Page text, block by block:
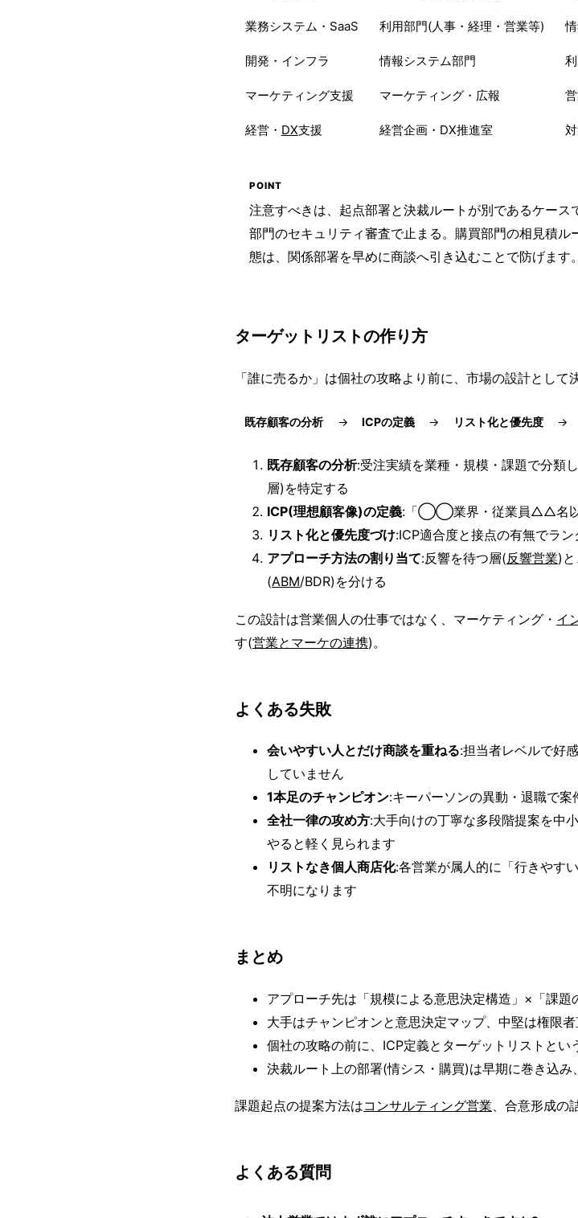
業務システム・SaaS 利用部門(人事・経理・営業等)
開発・インフラ 情報システム部門
マーケティング支援 マーケティング・広報
経営・ DX支援 経営企画・DX推進室
注意すべきは、起点部署と決裁ルートが別であるケー
部門のセキュリティ審査で止まる。購買部門の相見積
態は、関係部署を早めに商談へ引き込むことで防げます。
ターゲットリストの作り方
「誰に売るか」は個社の攻略より前に、市場の設計として
既存顧客の分析 ICPの定義 リスト化と優先度
既存顧客の分析:受注実績を業種・規模・課題で分類
層)を特定する
ICP(理想顧客像)の定義:「◯◯業界・従業員△△名以
リスト化と優先度づけ:ICP適合度と接点の有無でラ
アプローチ方法の割り当て:反響を待つ層(反響営業)
(ABM/BDR)を分ける
この設計は営業個人の仕事ではなく、マーケティング・ イ
す(営業とマーケの連携)。
よくある失敗
会いやすい人とだけ商談を重ねる:担当者レベルで好
していません
1本足のチャンピオン:キーパーソンの異動・退職で
全社一律の攻め方:大手向けの丁寧な多段階提案を中
やると軽く見られます
リストなき個人商店化:各営業が属人的に「行きやす
不明になります
まとめ
アプローチ先は「規模による意思決定構造」×「課題
大手はチャンピオンと意思決定マップ、中堅は権限
個社の攻略の前に、ICP定義とターゲットリストとい
決裁ルート上の部署(情シス・購買)は早期に巻き込み
課題起点の提案方法はコンサルティング営業、合意形成の
よくある質問